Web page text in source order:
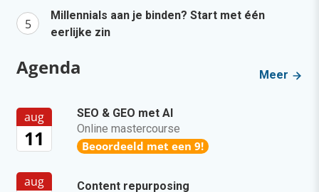
Millennials aan je binden? Start met één
eerlijke zin
Agenda Meer
aug
11
SEO & GEO met AI
Online mastercourse
Beoordeeld met een 9!
aug Content repurposing